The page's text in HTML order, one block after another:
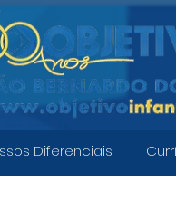
Diferenciais